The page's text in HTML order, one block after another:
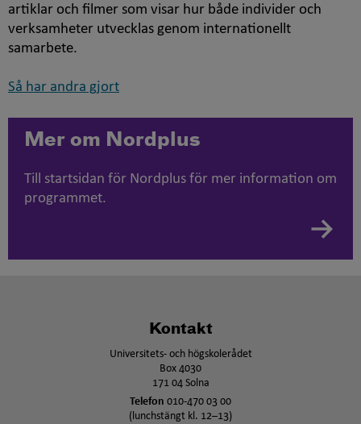
artiklar och filmer som visar hur både individer och
verksamheter utvecklas genom internationellt
samarbete.
Så har andra gjort
Mer om Nordplus
Till startsidan för Nordplus för mer information om
programmet.
Kontakt
Universitets- och högskolerådet
Box 4030
171 04 Solna
Telefon 010-470 03 00
(lunchstängt kl. 12–13)